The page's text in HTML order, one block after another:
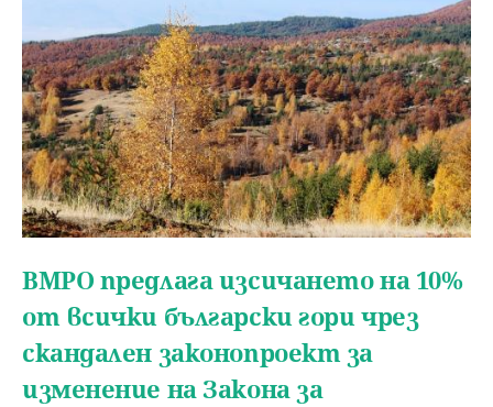
ВМРО предлага изсичането на 10%
от всички български гори чрез
скандален законопроект за
изменение на Закона за